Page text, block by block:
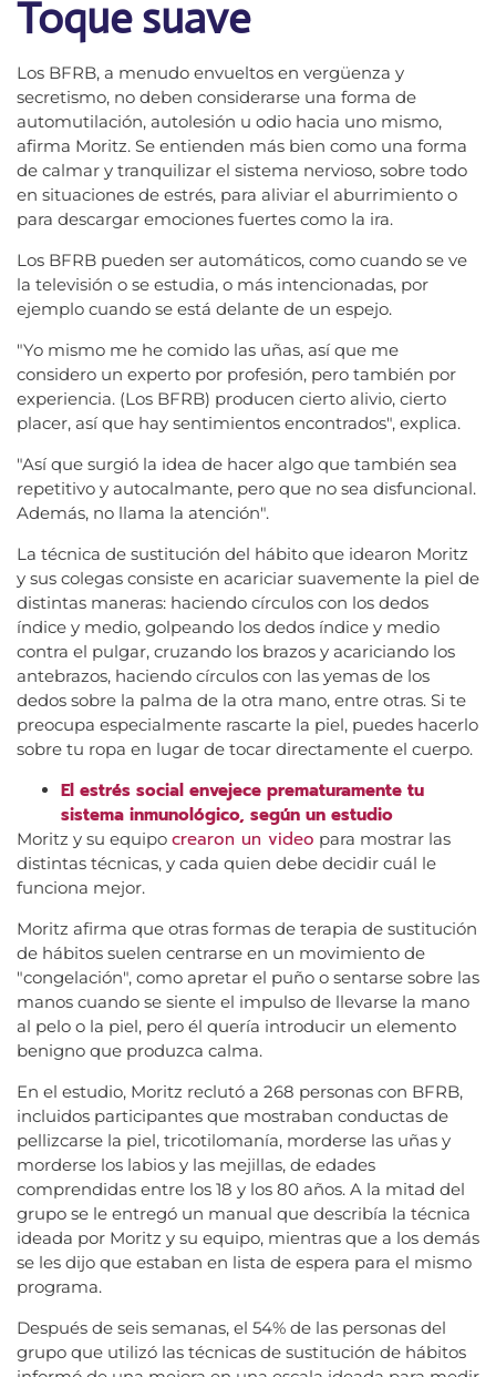
Toque suave
Los BFRB, a menudo envueltos en vergüenza y
secretismo, no deben considerarse una forma de
automutilación, autolesión u odio hacia uno mismo,
afirma Moritz. Se entienden más bien como una forma
de calmar y tranquilizar el sistema nervioso, sobre todo
en situaciones de estrés, para aliviar el aburrimiento o
para descargar emociones fuertes como la ira.
Los BFRB pueden ser automáticos, como cuando se ve
la televisión o se estudia, o más intencionadas, por
ejemplo cuando se está delante de un espejo.
"Yo mismo me he comido las uñas, así que me
considero un experto por profesión, pero también por
experiencia. (Los BFRB) producen cierto alivio, cierto
placer, así que hay sentimientos encontrados", explica.
"Así que surgió la idea de hacer algo que también sea
repetitivo y autocalmante, pero que no sea disfuncional.
Además, no llama la atención".
La técnica de sustitución del hábito que idearon Moritz
y sus colegas consiste en acariciar suavemente la piel de
distintas maneras: haciendo círculos con los dedos
índice y medio, golpeando los dedos índice y medio
contra el pulgar, cruzando los brazos y acariciando los
antebrazos, haciendo círculos con las yemas de los
dedos sobre la palma de la otra mano, entre otras. Si te
preocupa especialmente rascarte la piel, puedes hacerlo
sobre tu ropa en lugar de tocar directamente el cuerpo.
El estrés social envejece prematuramente tu
sistema inmunológico, según un estudio
Moritz y su equipo crearon un video para mostrar las
distintas técnicas, y cada quien debe decidir cuál le
funciona mejor.
Moritz afirma que otras formas de terapia de sustitución
de hábitos suelen centrarse en un movimiento de
"congelación", como apretar el puño o sentarse sobre las
manos cuando se siente el impulso de llevarse la mano
al pelo o la piel, pero él quería introducir un elemento
benigno que produzca calma.
En el estudio, Moritz reclutó a 268 personas con BFRB,
incluidos participantes que mostraban conductas de
pellizcarse la piel, tricotilomanía, morderse las uñas y
morderse los labios y las mejillas, de edades
comprendidas entre los 18 y los 80 años. A la mitad del
grupo se le entregó un manual que describía la técnica
ideada por Moritz y su equipo, mientras que a los demás
se les dijo que estaban en lista de espera para el mismo
programa.
Después de seis semanas, el 54% de las personas del
grupo que utilizó las técnicas de sustitución de hábitos